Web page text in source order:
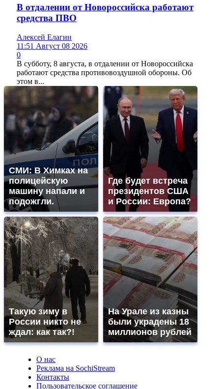
В отдалении от Новороссийска работают
средства ПВО
Алексей Елагин
11:51 Август 08 2026
0
В субботу, 8 августа, в отдалении от Новороссийска
работают средства противовоздушной обороны. Об
этом в...
СМИ: В Химках на
полицейскую
машину напали и
подожгли.
Где будет встреча
президентов США
и России: Европа?
Такую зиму в
России никто не
ждал: как так?!
На Урале из казны
были украдены 18
миллионов рублей
О нас
Реклама на SochiStream
Контакты
Пользовательское соглашение